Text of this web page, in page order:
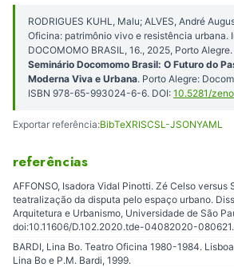
RODRIGUES KUHL, Malu; ALVES, André
Oficina: patrimônio vivo e resistência urbana.
DOCOMOMO BRASIL, 16., 2025, Porto Alegre.
Seminário Docomomo Brasil: O Futuro do
Moderna Viva e Urbana. Porto Alegre:
ISBN 978-65-993024-6-6. DOI: 10.5281/
Exportar referência:BibTeXRISCSL-JSONYAML
referências
AFFONSO, Isadora Vidal Pinotti. Zé Celso versus
teatralização da disputa pelo espaço urbano.
Arquitetura e Urbanismo, Universidade de São
doi:10.11606/D.102.2020.tde-04082020-080621.
BARDI, Lina Bo. Teatro Oficina 1980-1984.
Lina Bo e P.M. Bardi, 1999.